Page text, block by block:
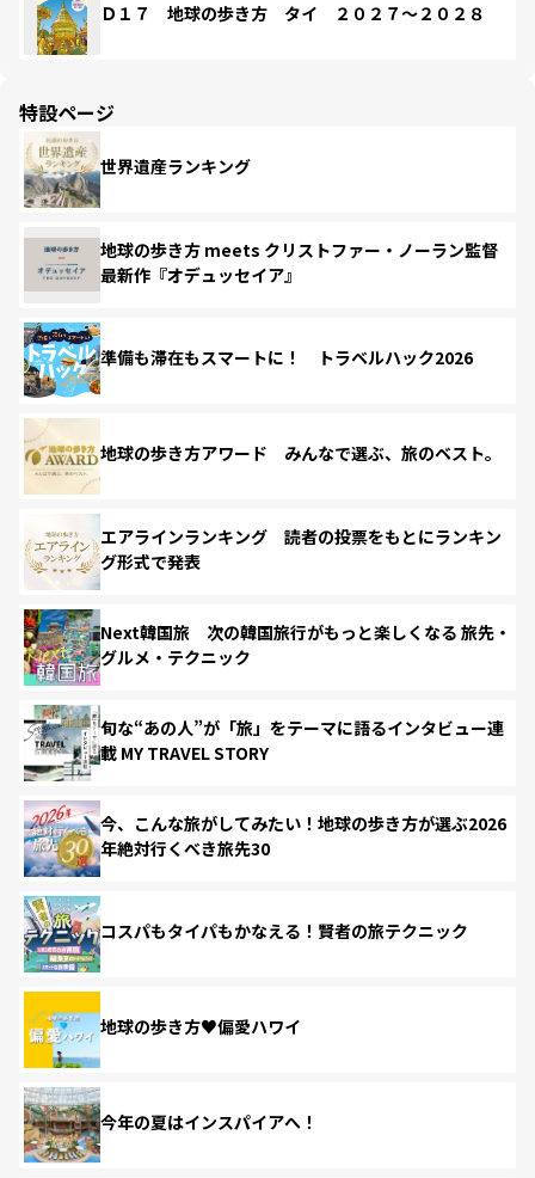
Ｄ１７ 地球の歩き方 タイ ２０２７～２０２８
特設ページ
世界遺産ランキング
地球の歩き方 meets クリストファー・ノーラン監督
最新作『オデュッセイア』
準備も滞在もスマートに！ トラベルハック2026
地球の歩き方アワード みんなで選ぶ、旅のベスト。
エアラインランキング 読者の投票をもとにランキン
グ形式で発表
Next韓国旅 次の韓国旅行がもっと楽しくなる 旅先・
グルメ・テクニック
旬な“あの人”が「旅」をテーマに語るインタビュー連
載 MY TRAVEL STORY
今、こんな旅がしてみたい！地球の歩き方が選ぶ2026
年絶対行くべき旅先30
コスパもタイパもかなえる！賢者の旅テクニック
地球の歩き方♥偏愛ハワイ
今年の夏はインスパイアへ！